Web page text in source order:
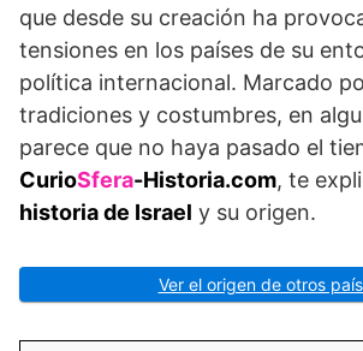
que desde su creación ha
tensiones en los países de su
política internacional. Marcado
tradiciones y costumbres, en
parece que no haya pasado el
CurioSfera-Historia.com, te
historia de Israel y su origen.
Ver el origen de otros